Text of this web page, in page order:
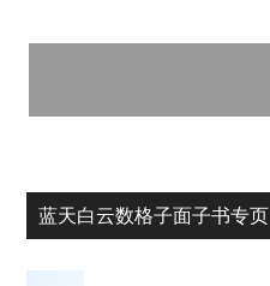
蓝天白云数格子面子书专页